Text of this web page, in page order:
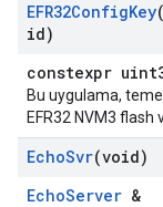
EFR32ConfigKey
id)
constexpr
Bu uygulama,
EFR32 NVM3 flash
EchoSvr(void)
EchoServer &